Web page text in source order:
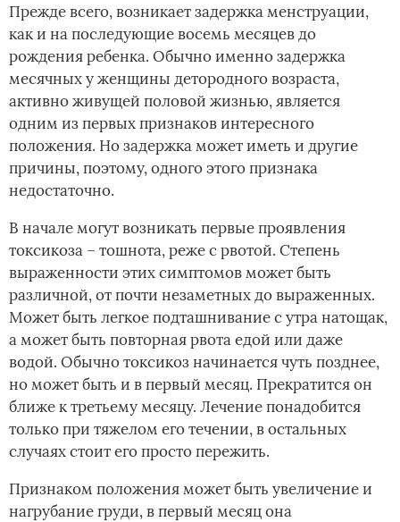
Прежде всего, возникает задержка менструации,
как и на последующие восемь месяцев до
рождения ребенка. Обычно именно задержка
месячных у женщины детородного возраста,
активно живущей половой жизнью, является
одним из первых признаков интересного
положения. Но задержка может иметь и другие
причины, поэтому, одного этого признака
недостаточно.
В начале могут возникать первые проявления
токсикоза – тошнота, реже с рвотой. Степень
выраженности этих симптомов может быть
различной, от почти незаметных до выраженных.
Может быть легкое подташнивание с утра натощак,
а может быть повторная рвота едой или даже
водой. Обычно токсикоз­ начинается чуть позднее,
но может быть и в первый месяц. Прекратится он
ближе к третьему месяцу. Лечение понадобится
только при тяжелом его течении, в остальных
случаях стоит его просто пережить.
Признаком положения может быть увеличение и
нагрубание груди, в первый месяц она